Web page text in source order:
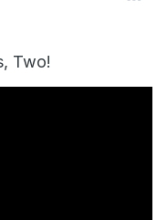
Two!